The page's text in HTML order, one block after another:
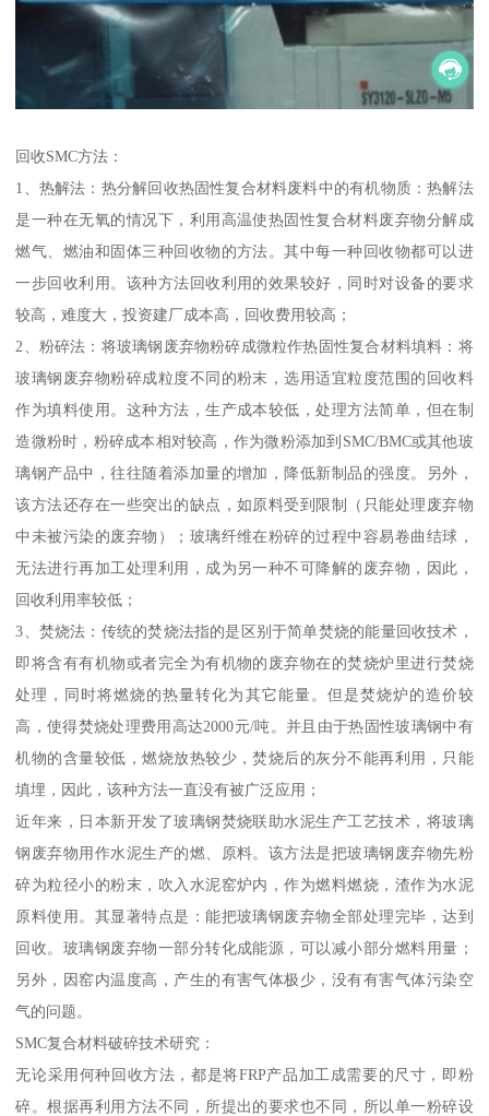
回收SMC方法：
1、热解法：热分解回收热固性复合材料废料中的有机物质：热解法
是一种在无氧的情况下，利用高温使热固性复合材料废弃物分解成
燃气、燃油和固体三种回收物的方法。其中每一种回收物都可以进
一步回收利用。该种方法回收利用的效果较好，同时对设备的要求
较高，难度大，投资建厂成本高，回收费用较高；
2、粉碎法：将玻璃钢废弃物粉碎成微粒作热固性复合材料填料：将
玻璃钢废弃物粉碎成粒度不同的粉末，选用适宜粒度范围的回收料
作为填料使用。这种方法，生产成本较低，处理方法简单，但在制
造微粉时，粉碎成本相对较高，作为微粉添加到SMC/BMC或其他玻
璃钢产品中，往往随着添加量的增加，降低新制品的强度。另外，
该方法还存在一些突出的缺点，如原料受到限制（只能处理废弃物
中未被污染的废弃物）；玻璃纤维在粉碎的过程中容易卷曲结球，
无法进行再加工处理利用，成为另一种不可降解的废弃物，因此，
回收利用率较低；
3、焚烧法：传统的焚烧法指的是区别于简单焚烧的能量回收技术，
即将含有有机物或者完全为有机物的废弃物在的焚烧炉里进行焚烧
处理，同时将燃烧的热量转化为其它能量。但是焚烧炉的造价较
高，使得焚烧处理费用高达2000元/吨。并且由于热固性玻璃钢中有
机物的含量较低，燃烧放热较少，焚烧后的灰分不能再利用，只能
填埋，因此，该种方法一直没有被广泛应用；
近年来，日本新开发了玻璃钢焚烧联助水泥生产工艺技术，将玻璃
钢废弃物用作水泥生产的燃、原料。该方法是把玻璃钢废弃物先粉
碎为粒径小的粉末，吹入水泥窑炉内，作为燃料燃烧，渣作为水泥
原料使用。其显著特点是：能把玻璃钢废弃物全部处理完毕，达到
回收。玻璃钢废弃物一部分转化成能源，可以减小部分燃料用量；
另外，因窑内温度高，产生的有害气体极少，没有有害气体污染空
气的问题。
SMC复合材料破碎技术研究：
无论采用何种回收方法，都是将FRP产品加工成需要的尺寸，即粉
碎。根据再利用方法不同，所提出的要求也不同，所以单一粉碎设